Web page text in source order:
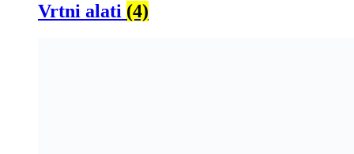
Vrtni alati (4)